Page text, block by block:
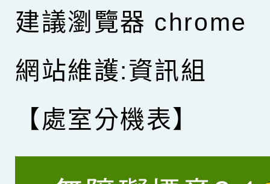
建議瀏覽器 chrome
網站維護:資訊組
【處室分機表】